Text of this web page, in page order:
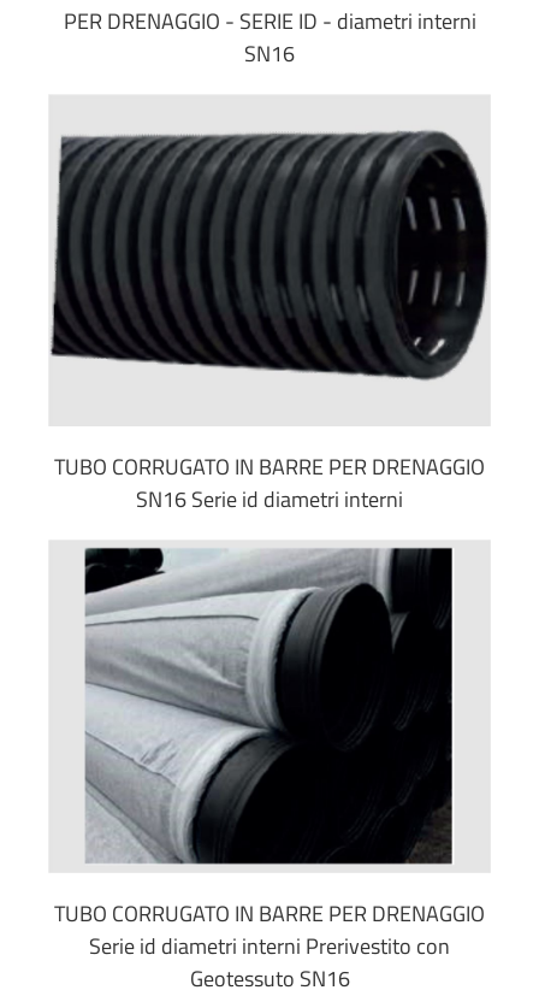
PER DRENAGGIO - SERIE ID - diametri interni
SN16
TUBO CORRUGATO IN BARRE PER DRENAGGIO
SN16 Serie id diametri interni
TUBO CORRUGATO IN BARRE PER DRENAGGIO
Serie id diametri interni Prerivestito con
Geotessuto SN16